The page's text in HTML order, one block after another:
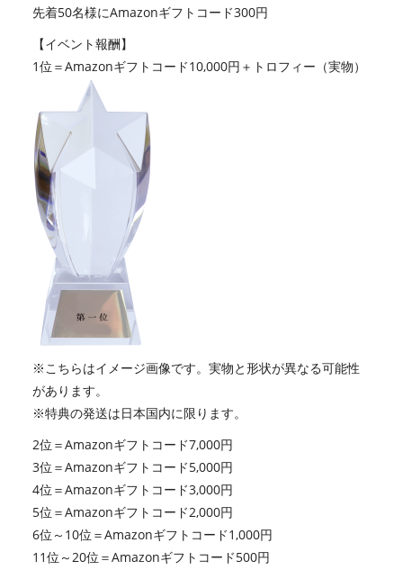
先着50名様にAmazonギフトコード300円
【イベント報酬】
1位＝Amazonギフトコード10,000円＋トロフィー（実物）
※こちらはイメージ画像です。実物と形状が異なる可能性
があります。
※特典の発送は日本国内に限ります。
2位＝Amazonギフトコード7,000円
3位＝Amazonギフトコード5,000円
4位＝Amazonギフトコード3,000円
5位＝Amazonギフトコード2,000円
6位～10位＝Amazonギフトコード1,000円
11位～20位＝Amazonギフトコード500円